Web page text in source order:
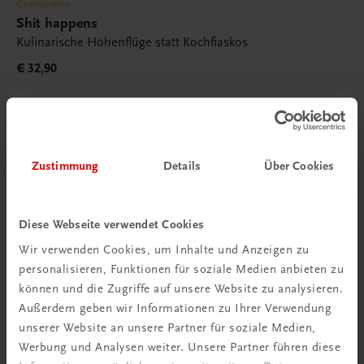
Zustimmung Details Über Cookies
Diese Webseite verwendet Cookies
Wir verwenden Cookies, um Inhalte und Anzeigen zu
personalisieren, Funktionen für soziale Medien anbieten zu
können und die Zugriffe auf unsere Website zu analysieren.
Außerdem geben wir Informationen zu Ihrer Verwendung
unserer Website an unsere Partner für soziale Medien,
Werbung und Analysen weiter. Unsere Partner führen diese
Gastronomie
Shit happens
Kulinarische Höhenflüge statt Kochfiaskos
€ 32,90